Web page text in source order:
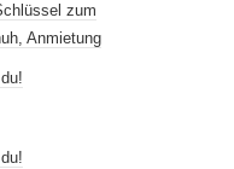
zum
Anmietung